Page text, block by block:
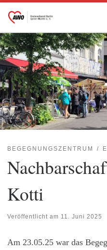
Zum Inhalt springen
BEGEGNUNGSZENTRUM
Kotti
Veröffentlicht am 11. Juni 2025
Am 23.05.25 war das